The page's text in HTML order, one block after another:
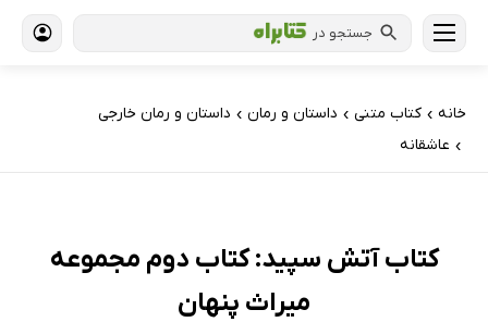
جستجو در
خانه › کتاب‌ متنی › داستان و رمان › داستان و رمان خارجی
› عاشقانه
کتاب آتش سپید: کتاب دوم مجموعه‌
میراث پنهان